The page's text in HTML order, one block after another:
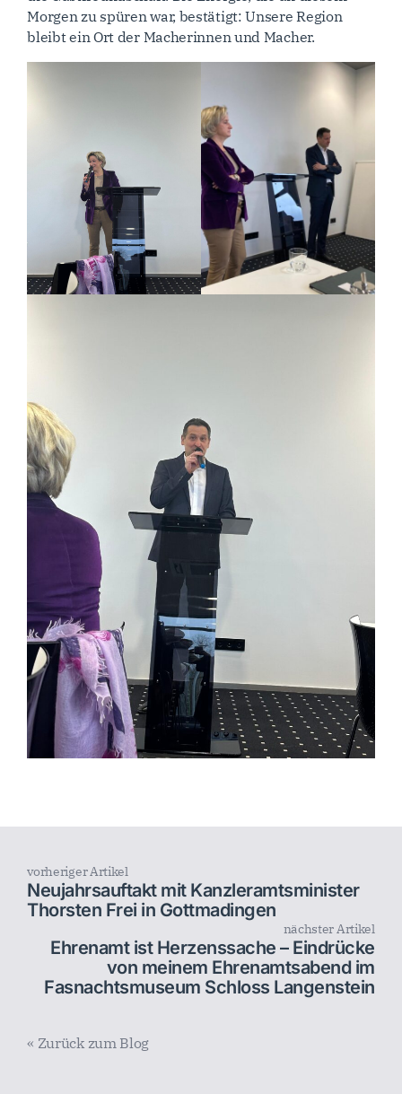
Morgen zu spüren war, bestätigt: Unsere Region
bleibt ein Ort der Macherinnen und Macher.
vorheriger Artikel
Neujahrsauftakt mit Kanzleramtsminister
Thorsten Frei in Gottmadingen
nächster Artikel
Ehrenamt ist Herzenssache – Eindrücke
von meinem Ehrenamtsabend im
Fasnachtsmuseum Schloss Langenstein
« Zurück zum Blog